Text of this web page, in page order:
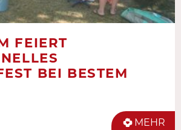
FEIERT
BEI BESTEM
MEHR